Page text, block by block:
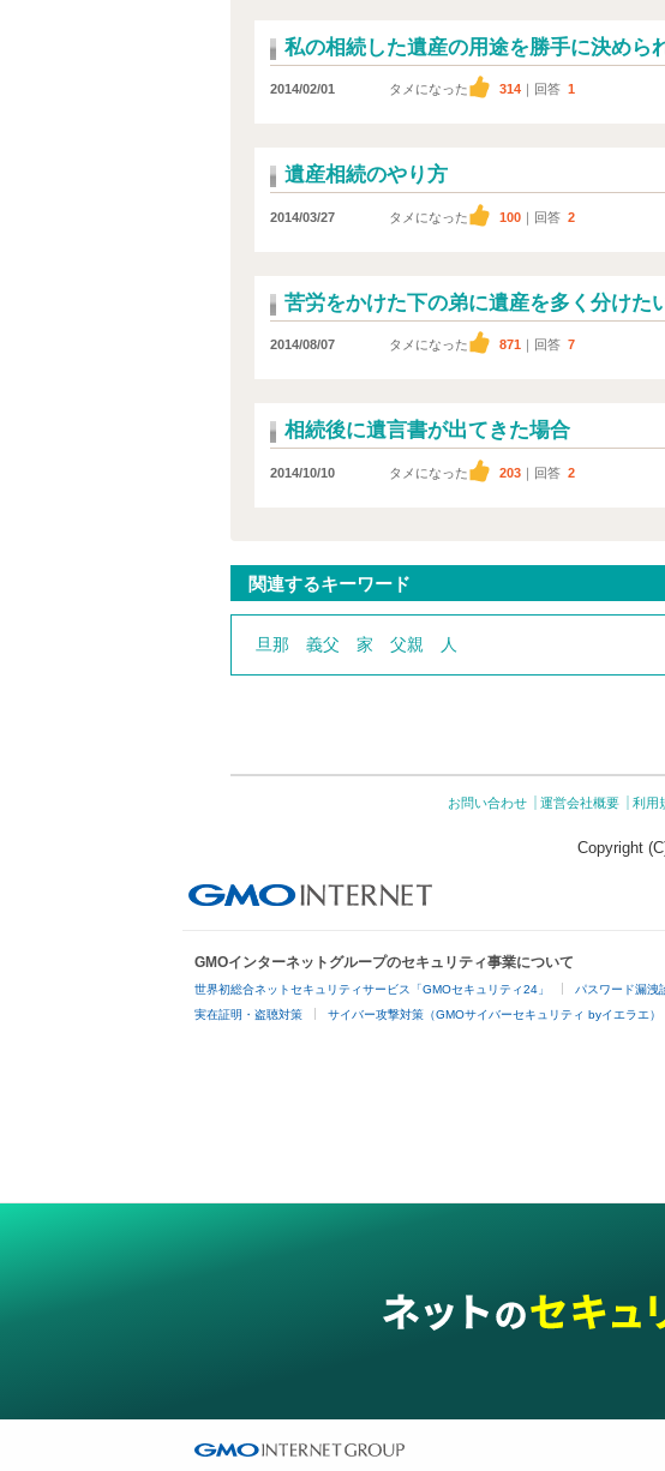
私の相続した遺産の用途を勝手に決めら
2014/02/01 タメになった 314 ｜回答 1
遺産相続のやり方
2014/03/27 タメになった 100 ｜回答 2
苦労をかけた下の弟に遺産を多く分けた
2014/08/07 タメになった 871 ｜回答 7
相続後に遺言書が出てきた場合
2014/10/10 タメになった 203 ｜回答 2
関連するキーワード
旦那 義父 家 父親 人
お問い合わせ 運営会社概要 利用
Copyright
GMOインターネットグループのセキュリティ事業について
世界初総合ネットセキュリティサービス「GMOセキュリティ24」 パスワード漏洩
実在証明・盗聴対策 サイバー攻撃対策（GMOサイバーセキュリティ byイエラエ）